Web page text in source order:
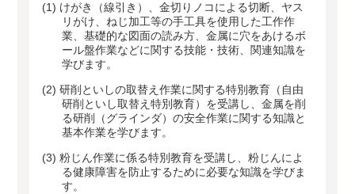
(1) けがき（線引き）、金切りノコによる切断、ヤス
リがけ、ねじ加工等の手工具を使用した工作作
業、基礎的な図面の読み方、金属に穴をあけるボ
ール盤作業などに関する技能・技術、関連知識を
学びます。
(2)研削といしの取替え作業に関する特別教育（自由
研削といし取替え特別教育）を受講し、金属を削
る研削（グラインダ）の安全作業に関する知識と
基本作業を学びます。
(3)粉じん作業に係る特別教育を受講し、粉じんによ
る健康障害を防止するために必要な知識を学びま
す。